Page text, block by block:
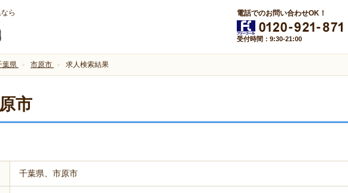
ら 電話でのお問い合わせOK！
受付時間：9:30-21:00
葉県 市原市 求人検索結果
市
千葉県、市原市